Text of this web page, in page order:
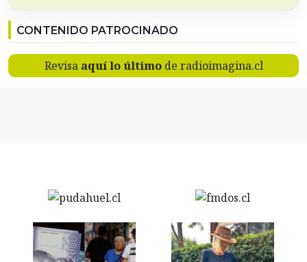
CONTENIDO PATROCINADO
Revisa aquí lo últimode radioimagina.cl